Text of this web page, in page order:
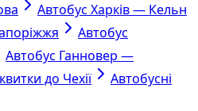
Автобус Харків — Кельн
Автобус
Автобус Ганновер —
до Чехії
Автобусні